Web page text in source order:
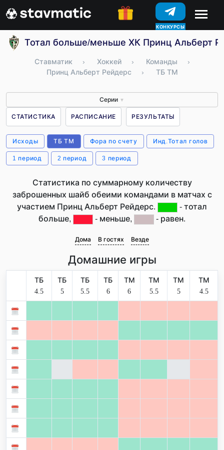
КОНКУРСЫ
Тотал больше/меньше ХК Принц Альберт
Ставматик › Хоккей › Команды
›
Принц Альберт Рейдерс
› ТБ ТМ
Серии ▼
СТАТИСТИКА РАСПИСАНИЕ РЕЗУЛЬТАТЫ
Исходы ТБ ТМ Фора по счету Инд.Тотал голов
1 период 2 период 3 период
Статистика по суммарному количеству
заброшенных шайб обеими командами в матчах с
участием Принц Альберт Рейдерс.
- тотал
больше,
- меньше, - равен.
Дома В гостях Везде
Домашние игры
ТБ
4.5
ТБ
5
ТБ
5.5
ТБ
6
ТМ
6
ТМ
5.5
ТМ
5
ТМ
4.5